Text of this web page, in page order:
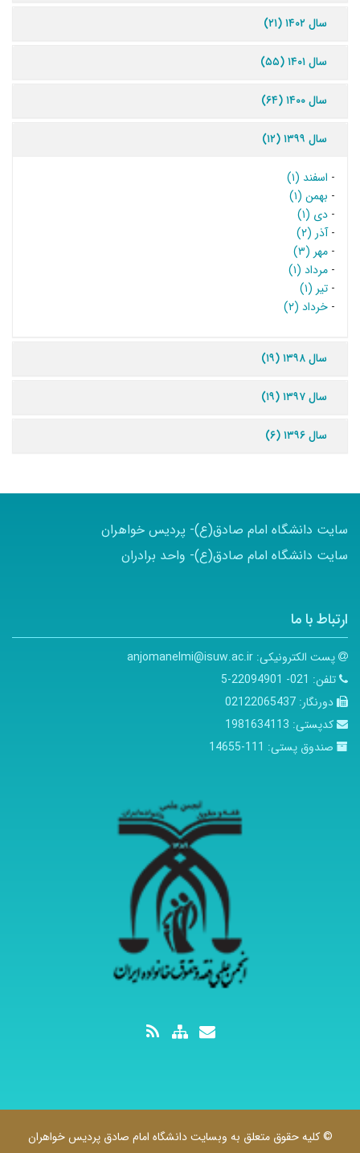
سال ۱۴۰۲ (۲۱)
سال ۱۴۰۱ (۵۵)
سال ۱۴۰۰ (۶۴)
سال ۱۳۹۹ (۱۲)
- اسفند (۱)
- بهمن (۱)
- دی (۱)
-آذر (۲)
- مهر (۳)
- مرداد (۱)
- تیر (۱)
- خرداد (۲)
سال ۱۳۹۸ (۱۹)
سال ۱۳۹۷ (۱۹)
سال ۱۳۹۶ (۶)
سایت دانشگاه امام صادق(ع)- پردیس خواهران
سایت دانشگاه امام صادق(ع)- واحد برادران
ارتباط با ما
پست الکترونیکی: anjomanelmi@isuw.ac.ir
تلفن: 021- 22094901-5
دورنگار: 02122065437
کدپستی: 1981634113
صندوق پستی: 111-14655
© کلیه حقوق متعلق به وبسایت دانشگاه امام صادق پردیس خواهران